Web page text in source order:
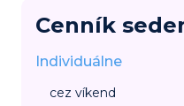
Cenník
Individuálne
cez víkend